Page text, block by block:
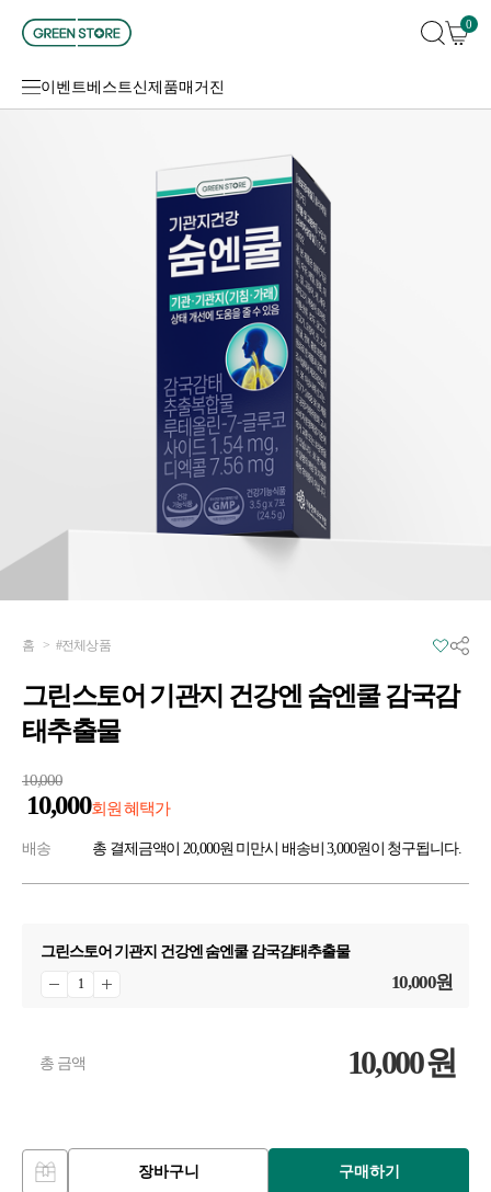
0
이벤트베스트 신제품매거진
홈 >#전체상품
그린스토어 기관지 건강엔 숨엔쿨 감국감
태추출물
10,000
10,000회원 혜택가
배송 총 결제금액이 20,000원 미만시 배송비 3,000원이 청구됩니다.
그린스토어 기관지 건강엔 숨엔쿨 감국감태추출물
10,000원
총 금액 10,000원
장바구니 구매하기